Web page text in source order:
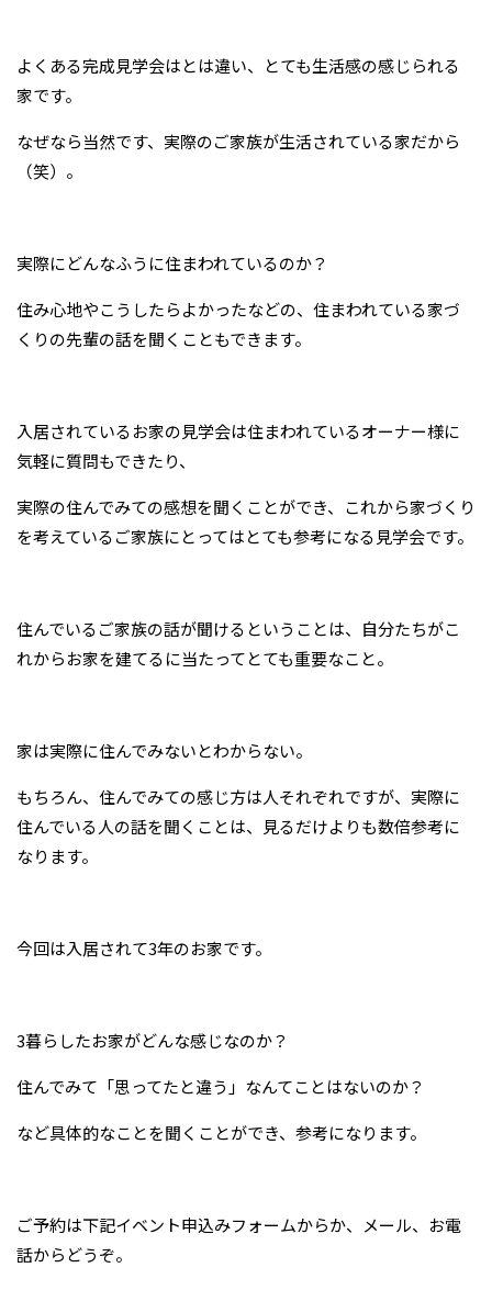
よくある完成見学会はとは違い、とても生活感の感じられる
家です。
なぜなら当然です、実際のご家族が生活されている家だから
（笑）。
実際にどんなふうに住まわれているのか？
住み心地やこうしたらよかったなどの、住まわれている家づ
くりの先輩の話を聞くこともできます。
入居されているお家の見学会は住まわれているオーナー様に
気軽に質問もできたり、
実際の住んでみての感想を聞くことができ、これから家づくり
を考えているご家族にとってはとても参考になる見学会です。
住んでいるご家族の話が聞けるということは、自分たちがこ
れからお家を建てるに当たってとても重要なこと。
家は実際に住んでみないとわからない。
もちろん、住んでみての感じ方は人それぞれですが、実際に
住んでいる人の話を聞くことは、見るだけよりも数倍参考に
なります。
今回は入居されて3年のお家です。
3暮らしたお家がどんな感じなのか？
住んでみて「思ってたと違う」なんてことはないのか？
など具体的なことを聞くことができ、参考になります。
ご予約は下記イベント申込みフォームからか、メール、お電
話からどうぞ。